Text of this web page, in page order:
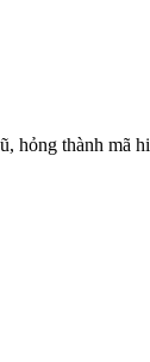
hỏng thành